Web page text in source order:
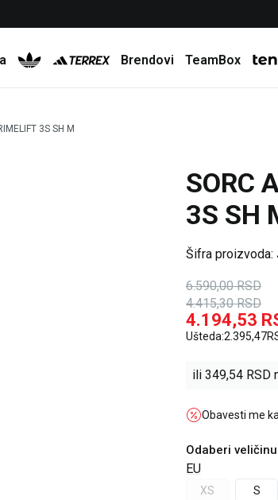
Brendovi TeamBox
3S SH M
SORC
3S SH
Šifra proizvoda:
6.590,00 RSD
4.415,30 RSD
4.194,53
Ušteda:2.395,47
ili 349,54 RSD
Obavesti me
Odaberi veličinu
EU
XS
S